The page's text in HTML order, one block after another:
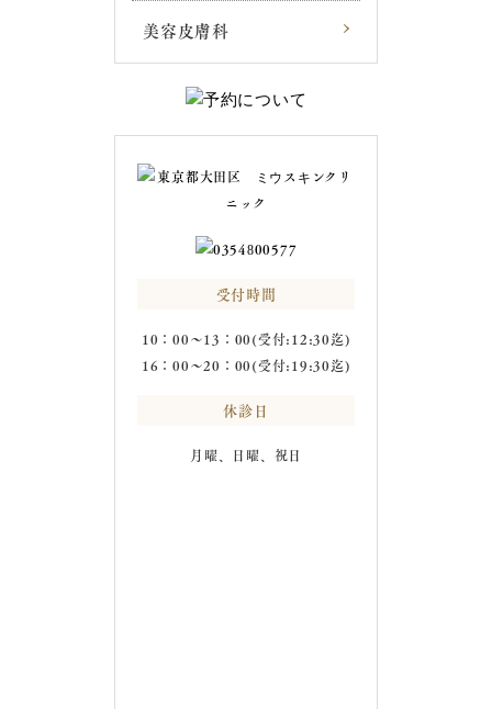
美容皮膚科
受付時間
10：00～13：00(受付:12:30迄)
16：00～20：00(受付:19:30迄)
休診日
月曜、日曜、祝日